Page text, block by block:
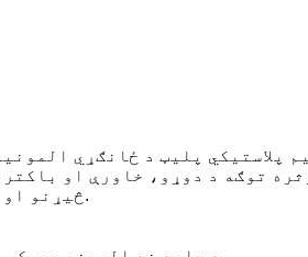
پلاستيکي پلیټ د ځانګړي
توګه د دوړو، خاورې او
څیړنو او تولیدي واحدونو لکه درملو، الکترونیک، خواړو او کاسمیټکس د سینګار موادو لپاره مناسب دی.